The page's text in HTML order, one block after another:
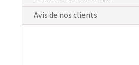
Avis de nos clients